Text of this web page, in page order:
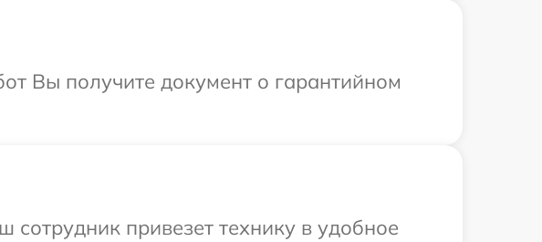
Вы получите документ о гарантийном
привезет технику в удобное